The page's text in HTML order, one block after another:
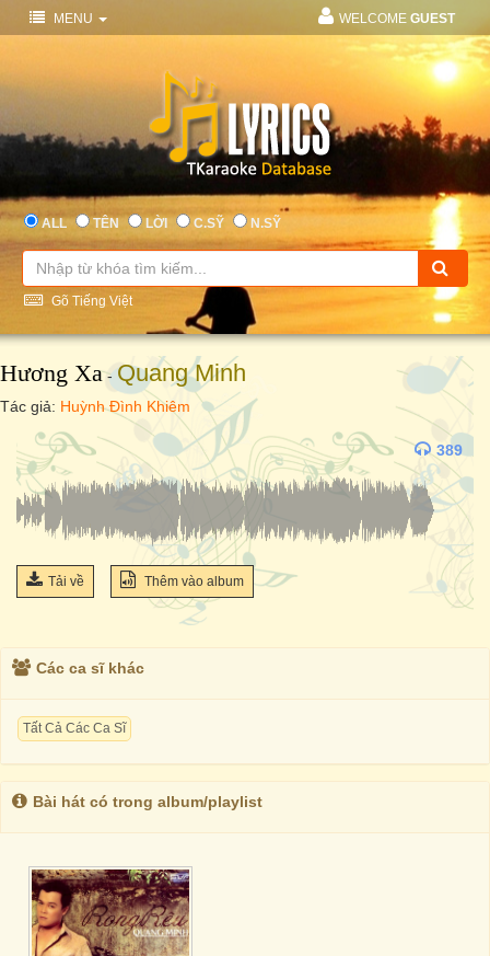
MENU WELCOME GUEST
ALL TÊN LỜI C.SỸ N.SỸ
Gõ Tiếng Việt
Hương Xa- Quang Minh
Tác giả: Huỳnh Đình Khiêm
389
Tải về Thêm vào album
Các ca sĩ khác
Tất Cả Các Ca Sĩ
Bài hát có trong album/playlist